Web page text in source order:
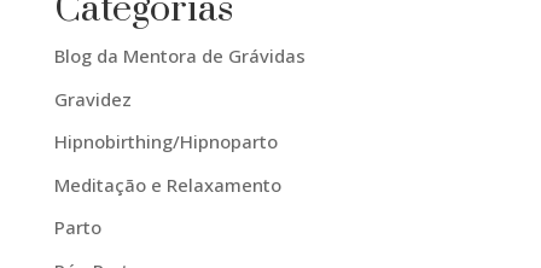
Categorias
Blog da Mentora de Grávidas
Gravidez
Hipnobirthing/Hipnoparto
Meditação e Relaxamento
Parto